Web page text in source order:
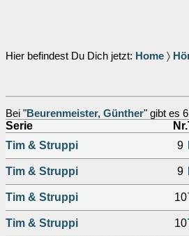
Hier befindest Du Dich jetzt: Home 〉
Bei "Beurenmeister, Günther" gibt es
Serie Nr.
Tim & Struppi
9
Tim & Struppi 9
Tim & Struppi 10
Tim & Struppi 10